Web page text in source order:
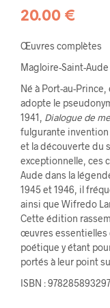
20.00 €
Œuvres complètes
Magloire-Saint-Aude
Né à Port-au-Prince,
adopte le
1941, Dialogue de
fulgurante invention
et la découverte du
exceptionnelle, ces
Aude dans la
1945 et 1946, il
ainsi que Wifredo
Cette édition
œuvres essentielles
poétique y étant
portés à leur point
ISBN :